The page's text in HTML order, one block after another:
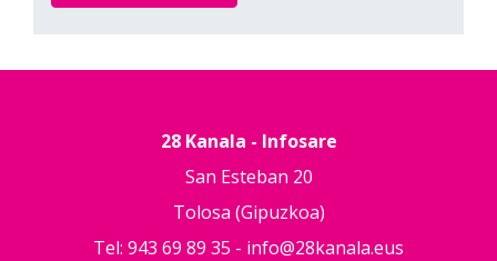
28 Kanala - Infosare
San Esteban 20
Tolosa (Gipuzkoa)
Tel: 943 69 89 35 - info@28kanala.eus